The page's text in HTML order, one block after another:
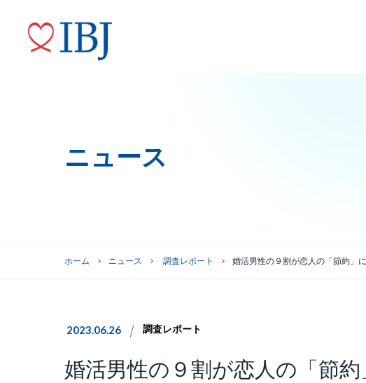
婚活サービス
代表メッセージ
ニュースリリース
株式情報
株主総会情報
トップコミットメント
ニュース
ホーム ニュース 調査レポート 婚活男性の９割が恋人の「節約」に
2023.06.26 調査レポート
婚活男性の９割が恋人の「節約